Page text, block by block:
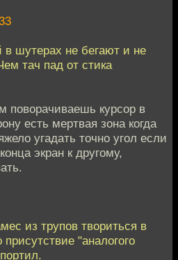
в шутерах не бегают и не
тач пад от стика
поворачиваешь курсор в
есть мертвая зона когда
угадать точно угол если
экран к другому,
из трупов твориться в
"аналогого